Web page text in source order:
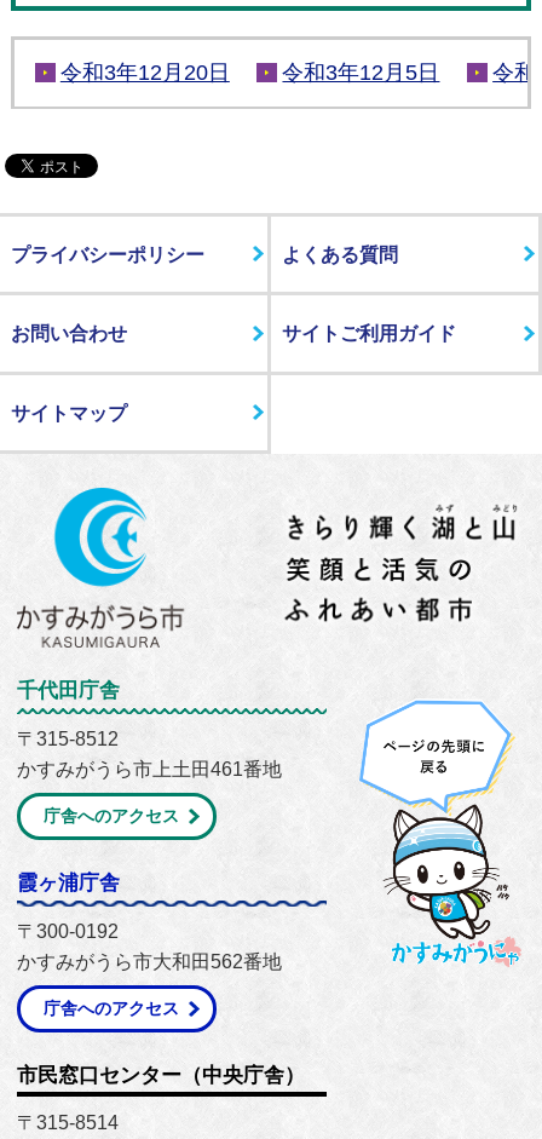
令和3年12月20日 令和3年12月5日 令和
プライバシーポリシー よくある質問
お問い合わせ サイトご利用ガイド
サイトマップ
千代田庁舎
〒315-8512
かすみがうら市上土田461番地
庁舎へのアクセス
霞ヶ浦庁舎
〒300-0192
かすみがうら市大和田562番地
庁舎へのアクセス
市民窓口センター（中央庁舎）
〒315-8514